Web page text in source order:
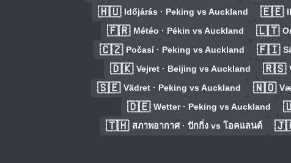
🇭🇺 Időjárás · Peking vs Auckland 🇪🇪
🇫🇷 Météo · Pékin vs Auckland 🇱🇹
🇨🇿 Počasí · Peking vs Auckland 🇫🇮
🇩🇰 Vejret · Beijing vs Auckland 🇷🇸
🇸🇪 Vädret · Peking vs Auckland 🇳🇴
🇩🇪 Wetter · Peking vs Auckland
🇹🇭 สภาพอากาศ · ปักกิ่ง vs โอคแลนด์